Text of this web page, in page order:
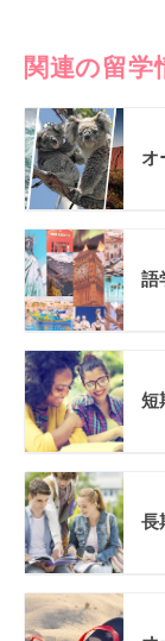
関連の留学
オ
語
短
長